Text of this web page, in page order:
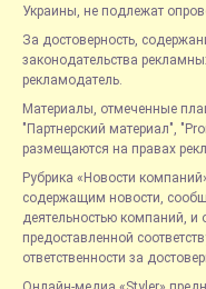
Украины, не подлежат
За достоверность,
законодательства
рекламодатель.
Материалы, отмеченные
"Партнерский материал",
размещаются на правах
Рубрика «Новости
содержащим новости,
деятельностью компаний, и
предоставленной
ответственности за